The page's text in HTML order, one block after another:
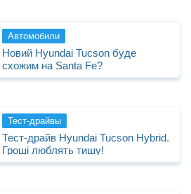
Продать авто
Автомобили
Новий Hyundai Tucson буде
схожим на Santa Fe?
Тест-драйвы
Тест-драйв Hyundai Tucson Hybrid.
Гроші люблять тишу!